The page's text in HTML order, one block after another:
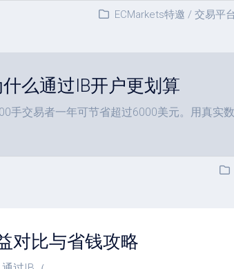
ECMarkets特邀 / 交易平台
么通过IB开户更划算
手交易者一年可节省超过6000美元。用真实数
对比与省钱攻略